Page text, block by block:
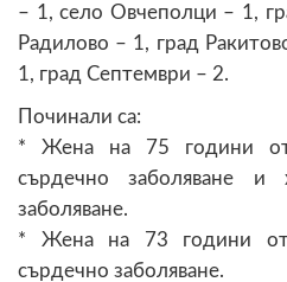
– 1, село Овчеполци – 1,
Радилово – 1, град
1, град Септември – 2.
Починали са:
* Жена на 75 години от
сърдечно заболяване и
заболяване.
* Жена на 73 години от
сърдечно заболяване.